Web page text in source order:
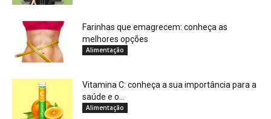
Farinhas que emagrecem: conheça as
melhores opções
Alimentação
Vitamina C: conheça a sua importância para a
saúde e o...
Alimentação